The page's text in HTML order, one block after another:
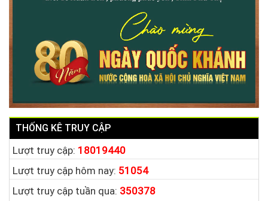
THỐNG KÊ TRUY CẬP
Lượt truy cập: 18019440
Lượt truy cập hôm nay: 51054
Lượt truy cập tuần qua: 350378